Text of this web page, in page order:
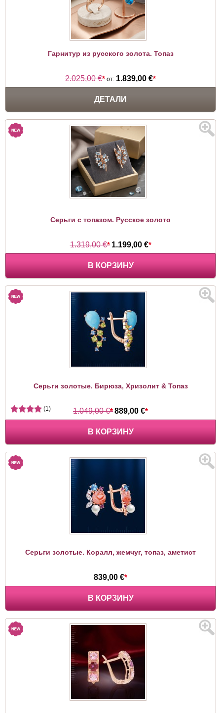
Гарнитур из русского золота. Топаз
2.025,00 €* от: 1.839,00 €*
ДЕТАЛИ
Серьги с топазом. Русское золото
1.319,00 €* 1.199,00 €*
В КОРЗИНУ
Серьги золотые. Бирюза, Хризолит & Топаз
1.049,00 €*889,00 €*
(1)
В КОРЗИНУ
Серьги золотые. Коралл, жемчуг, топаз, аметист
839,00 €*
В КОРЗИНУ